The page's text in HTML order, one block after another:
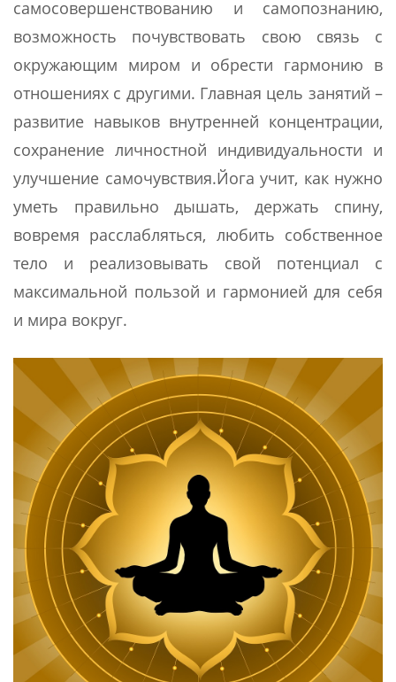
самосовершенствованию и самопознанию,
возможность почувствовать свою связь с
окружающим миром и обрести гармонию в
отношениях с другими. Главная цель занятий –
развитие навыков внутренней концентрации,
сохранение личностной индивидуальности и
улучшение самочувствия.Йога учит, как нужно
уметь правильно дышать, держать спину,
вовремя расслабляться, любить собственное
тело и реализовывать свой потенциал с
максимальной пользой и гармонией для себя
и мира вокруг.